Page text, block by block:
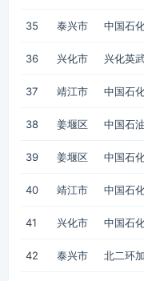
35 泰兴市 中国石
36 兴化市 兴化英
37 靖江市 中国石
38 姜堰区 中国石
39 姜堰区 中国石
40 靖江市 中国石
41 兴化市 中国石
42 泰兴市 北二环